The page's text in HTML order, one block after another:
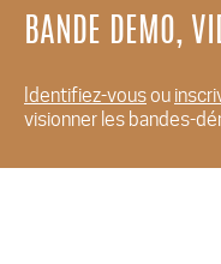
BANDE DEMO,
Identifiez-vousou
visionner les bandes-